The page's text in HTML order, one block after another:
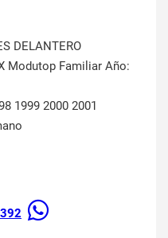
DELANTERO
Modutop Familiar Año:
1999 2000 2001